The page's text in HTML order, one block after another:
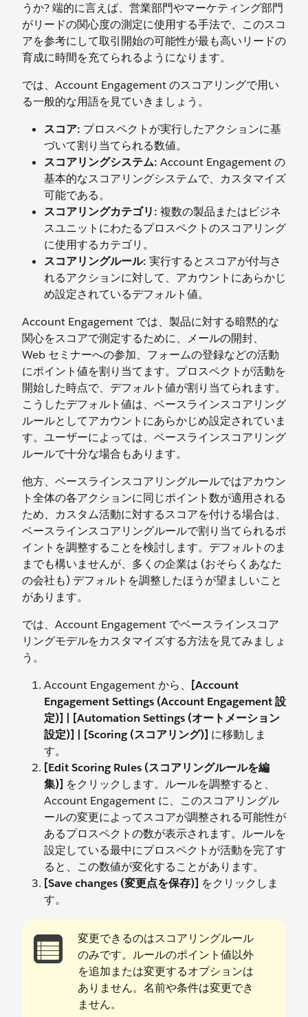
うか? 端的に言えば、営業部門やマーケティング部門
がリードの関心度の測定に使用する手法で、このスコ
アを参考にして取引開始の可能性が最も高いリードの
育成に時間を充てられるようになります。
では、Account Engagement のスコアリングで用い
る一般的な用語を見ていきましょう。
スコア: プロスペクトが実行したアクションに基
づいて割り当てられる数値。
スコアリングシステム: Account Engagement の
基本的なスコアリングシステムで、カスタマイズ
可能である。
スコアリングカテゴリ: 複数の製品またはビジネ
スユニットにわたるプロスペクトのスコアリング
に使用するカテゴリ。
スコアリングルール: 実行するとスコアが付与さ
れるアクションに対して、アカウントにあらかじ
め設定されているデフォルト値。
Account Engagement では、製品に対する暗黙的な
関心をスコアで測定するために、メールの開封、
Web セミナーへの参加、フォームの登録などの活動
にポイント値を割り当てます。プロスペクトが活動を
開始した時点で、デフォルト値が割り当てられます。
こうしたデフォルト値は、ベースラインスコアリング
ルールとしてアカウントにあらかじめ設定されていま
す。ユーザーによっては、ベースラインスコアリング
ルールで十分な場合もあります。
他方、ベースラインスコアリングルールではアカウン
ト全体の各アクションに同じポイント数が適用される
ため、カスタム活動に対するスコアを付ける場合は、
ベースラインスコアリングルールで割り当てられるポ
イントを調整することを検討します。デフォルトのま
までも構いませんが、多くの企業は (おそらくあなた
の会社も) デフォルトを調整したほうが望ましいこと
があります。
では、Account Engagement でベースラインスコア
リングモデルをカスタマイズする方法を見てみましょ
う。
Account Engagement から、
[Account
Engagement Settings (Account Engagement 設
定)] | [Automation Settings (オートメーション
設定)] | [Scoring (スコアリング)] に移動しま
す。
[Edit Scoring Rules (スコアリングルールを編
集)] をクリックします。ルールを調整すると、
Account Engagement に、このスコアリングル
ールの変更によってスコアが調整される可能性が
あるプロスペクトの数が表示されます。ルールを
設定している最中にプロスペクトが活動を完了す
ると、この数値が変化することがあります。
[Save changes (変更点を保存)] をクリックしま
す。
変更できるのはスコアリングルール
のみです。ルールのポイント値以外
を追加または変更するオプションは
ありません。名前や条件は変更でき
ません。